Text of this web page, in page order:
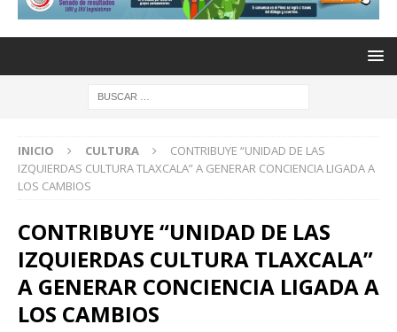
INICIO CULTURA
CONTRIBUYE “UNIDAD DE LAS
IZQUIERDAS CULTURA TLAXCALA” A GENERAR CONCIENCIA LIGADA A
LOS CAMBIOS
CONTRIBUYE “UNIDAD DE LAS
IZQUIERDAS CULTURA TLAXCALA”
A GENERAR CONCIENCIA LIGADA A
LOS CAMBIOS